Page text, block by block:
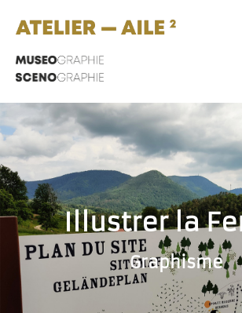
Illustrer la
Graphisme